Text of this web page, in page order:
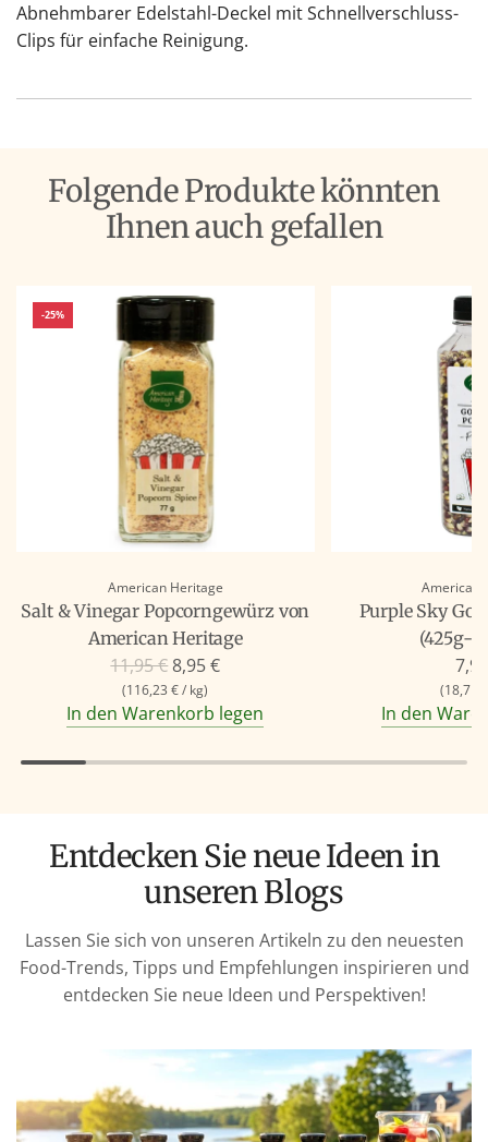
Abnehmbarer Edelstahl-Deckel mit Schnellverschluss-
Clips für einfache Reinigung.
Folgende Produkte könnten
Ihnen auch gefallen
-25%
American Heritage
Salt & Vinegar Popcorngewürz von
American Heritage
R
g
e
r
e
i
11,95 €8,95 €
(116,23 €/ kg)
In den Warenkorb legen
American
Purple Sky
(425g-
(18,71
In den
Entdecken Sie neue Ideen in
unseren Blogs
Lassen Sie sich von unseren Artikeln zu den neuesten
Food-Trends, Tipps und Empfehlungen inspirieren und
entdecken Sie neue Ideen und Perspektiven!